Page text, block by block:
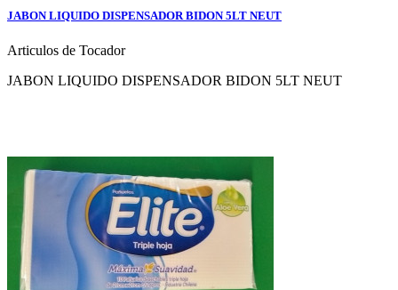
JABON LIQUIDO DISPENSADOR BIDON 5LT NEUT
Articulos de Tocador
JABON LIQUIDO DISPENSADOR BIDON 5LT NEUT